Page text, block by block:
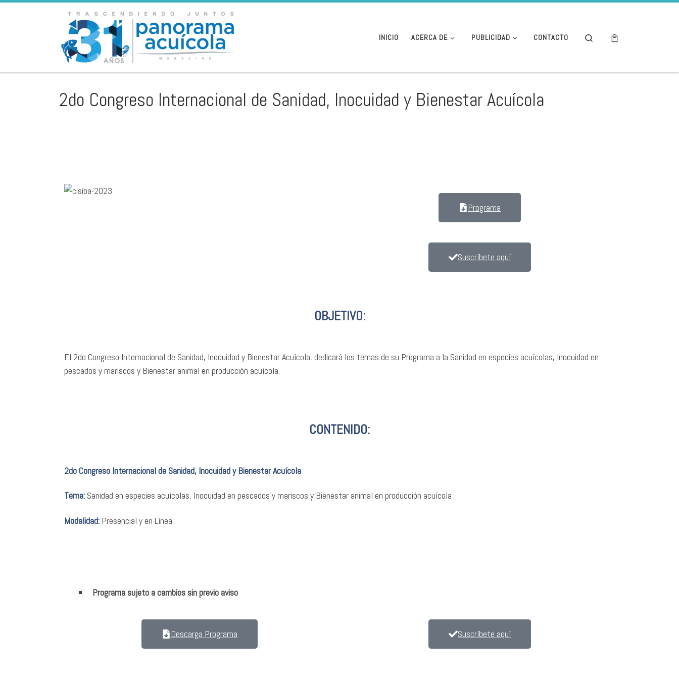
INICIO ACERCA DE PUBLICIDAD CONTACTO Search
2do Congreso Internacional de Sanidad, Inocuidad y Bienestar Acuícola
Programa
Suscríbete aquí
OBJETIVO:
El 2do Congreso Internacional de Sanidad, Inocuidad y Bienestar Acuícola, dedicará los temas de su Programa a la Sanidad en especies acuícolas, Inocuidad en
pescados y mariscos y Bienestar animal en producción acuícola.
CONTENIDO:
2do Congreso Internacional de Sanidad, Inocuidad y Bienestar Acuícola
Tema: Sanidad en especies acuícolas, Inocuidad en pescados y mariscos y Bienestar animal en producción acuícola
Modalidad: Presencial y en Línea
Programa sujeto a cambios sin previo aviso
Descarga Programa Suscríbete aquí